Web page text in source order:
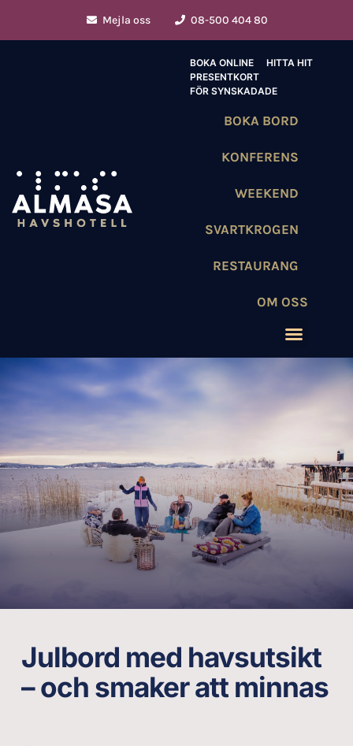
Mejla oss 08-500 404 80
BOKA ONLINE
HITTA HIT
PRESENTKORT
FÖR SYNSKADADE
BOKA BORD
KONFERENS
WEEKEND
SVARTKROGEN
RESTAURANG
OM OSS
Julbord med havsutsikt
– och smaker att minnas